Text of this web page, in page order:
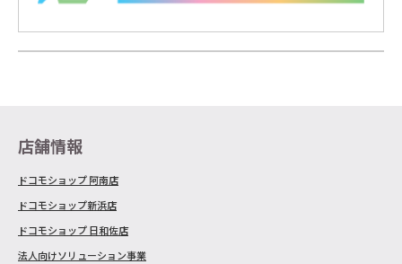
店舗情報
ドコモショップ 阿南店
ドコモショップ新浜店
ドコモショップ 日和佐店
法人向けソリューション事業